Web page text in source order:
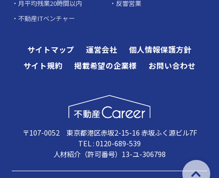
月平均残業20時間以内
反響営業
不動産ITベンチャー
サイトマップ 運営会社
個人情報保護方針
サイト規約
掲載希望の企業様 お問い合わせ
〒107-0052 東京都港区赤坂2-15-16 赤坂ふく源ビル7F
TEL : 0120-689-539
人材紹介（許可番号）13-ユ-306798